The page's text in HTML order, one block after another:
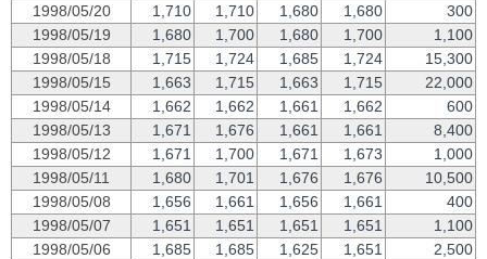
1998/05/20
1,710 1,710 1,680 1,680
300
1998/05/19
1,680 1,700 1,680 1,700
1,100
1998/05/18
1,715 1,724 1,685 1,724
15,300
1998/05/15
1,663 1,715 1,663 1,715
22,000
1998/05/14
1,662 1,662 1,661 1,662
600
1998/05/13
1,671 1,676 1,661 1,661
8,400
1998/05/12
1,671 1,700 1,671 1,673
1,000
1998/05/11
1,680 1,701 1,676 1,676
10,500
1998/05/08
1,656 1,661 1,656 1,661
400
1998/05/07
1,651 1,651 1,651 1,651
1,100
1998/05/06
1,685 1,685 1,625 1,651
2,500